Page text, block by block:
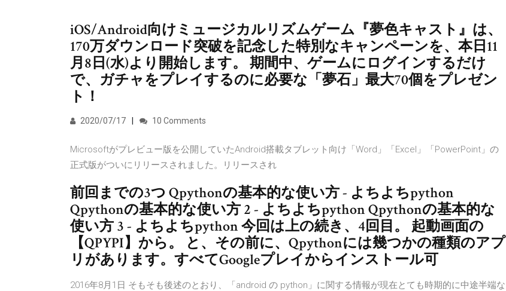
iOS/Android向けミュージカルリズムゲーム『夢色キャスト』は、
170万ダウンロード突破を記念した特別なキャンペーンを、本日11
月8日(水)より開始します。 期間中、ゲームにログインするだけ
で、ガチャをプレイするのに必要な「夢石」最大70個をプレゼン
ト！
2020/07/17 10 Comments
Microsoftがプレビュー版を公開していたAndroid搭載タブレット向け「Word」「Excel」「PowerPoint」の
正式版がついにリリースされました。リリースされ
前回までの3つ Qpythonの基本的な使い方 - よちよちpython
Qpythonの基本的な使い方 2 - よちよちpython Qpythonの基本的な
使い方 3 - よちよちpython 今回は上の続き、4回目。 起動画面の
【QPYPI】から。 と、その前に、Qpythonには幾つかの種類のアプ
リがあります。すべてGoogleプレイからインストール可
2016年8月1日 そもそも後述のとおり、「android の python」に関する情報が現在とても時期的に中途半端な